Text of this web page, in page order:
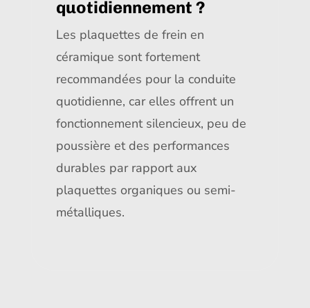
quotidiennement ?
Les plaquettes de frein en
céramique sont fortement
recommandées pour la conduite
quotidienne, car elles offrent un
fonctionnement silencieux, peu de
poussière et des performances
durables par rapport aux
plaquettes organiques ou semi-
métalliques.